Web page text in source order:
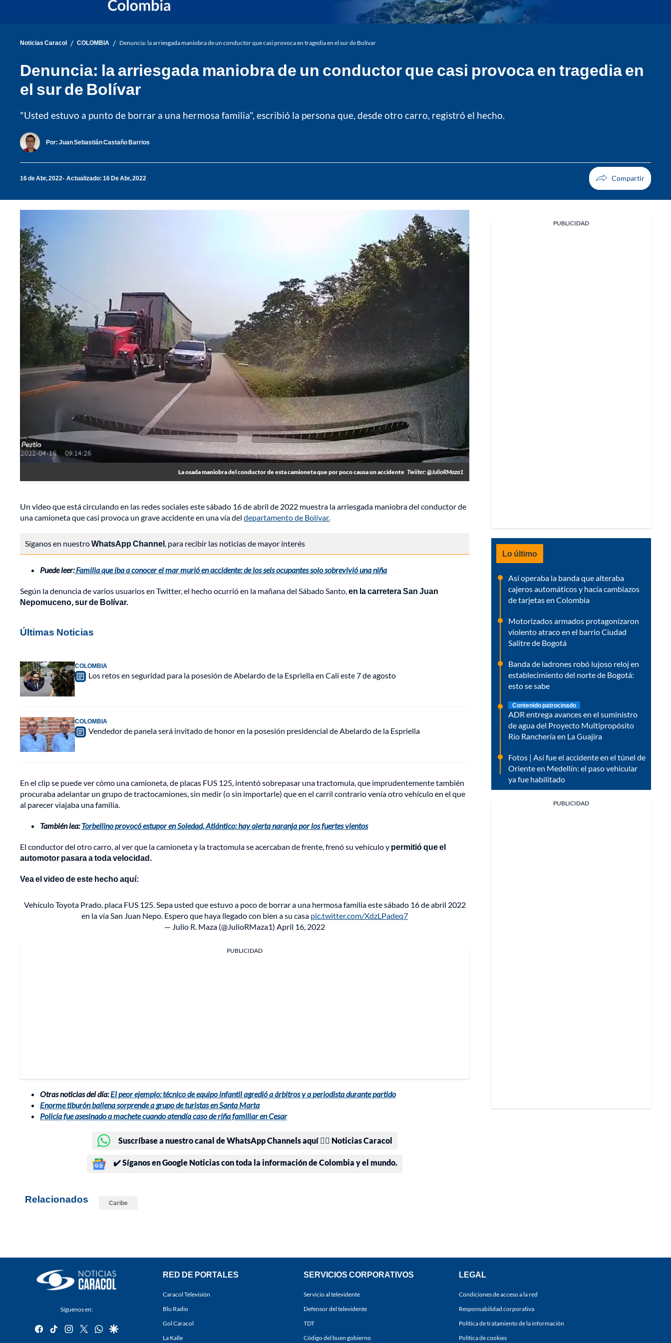
Noticias Caracol / COLOMBIA / Denuncia: la arriesgada maniobra de un conductor que casi provoca en tragedia en el sur de Bolívar
Denuncia: la arriesgada maniobra de un conductor que casi provoca en tragedia en
el sur de Bolívar
"Usted estuvo a punto de borrar a una hermosa familia", escribió la persona que, desde otro carro, registró el hecho.
Por: Juan Sebastián Castaño Barrios
16 de Abr, 2022 Actualizado: 16 De Abr, 2022
La osada maniobra del conductor de esta camioneta que por poco causa un accidente Twiiter: @JulioRMaza1
Un video que está circulando en las redes sociales este sábado 16 de abril de 2022 muestra la arriesgada maniobra del conductor de
una camioneta que casi provoca un grave accidente en una vía del departamento de Bolívar.
Síganos en nuestroWhatsApp Channel, para recibir las noticias de mayor interés
Puede leer:Familia que iba a conocer el mar murió en accidente: de los seis ocupantes solo sobrevivió una niña
Según la denuncia de varios usuarios en Twitter, el hecho ocurrió en la mañana del Sábado Santo,en la carretera San Juan
Nepomuceno, sur de Bolívar.
Últimas Noticias
COLOMBIA
Los retos en seguridad para la posesión de Abelardo de la Espriella en Cali este 7 de agosto
COLOMBIA
Vendedor de panela será invitado de honor en la posesión presidencial de Abelardo de la Espriella
En el clip se puede ver cómo una camioneta, de placas FUS 125, intentó sobrepasar una tractomula, que imprudentemente también
procuraba adelantar un grupo de tractocamiones, sin medir (o sin importarle) que en el carril contrario venía otro vehículo en el que
al parecer viajaba una familia.
También lea:Torbellino provocó estupor en Soledad, Atlántico: hay alerta naranja por los fuertes vientos
El conductor del otro carro, al ver que la camioneta y la tractomula se acercaban de frente, frenó su vehículo y permitió que el
automotor pasara a toda velocidad.
Vea el video de este hecho aquí:
Vehículo Toyota Prado, placa FUS 125. Sepa usted que estuvo a poco de borrar a una hermosa familia este sábado 16 de abril 2022
en la vía San Juan Nepo. Espero que haya llegado con bien a su casa pic.twitter.com/XdzLPadeq7
— Julio R. Maza (@JulioRMaza1) April 16, 2022
PUBLICIDAD
Otras noticias del día:El peor ejemplo: técnico de equipo infantil agredió a árbitros y a periodista durante partido
Enorme tiburón ballena sorprende a grupo de turistas en Santa Marta
Policía fue asesinado a machete cuando atendía caso de riña familiar en Cesar
Suscríbase a nuestro canal de WhatsApp Channels aquí 👉🏻 Noticias Caracol
✔️ Síganos en Google Noticias con toda la información de Colombia y el mundo.
Relacionados Caribe
PUBLICIDAD
Lo último
Así operaba la banda que alteraba
cajeros automáticos y hacía cambiazos
de tarjetas en Colombia
Motorizados armados protagonizaron
violento atraco en el barrio Ciudad
Salitre de Bogotá
Banda de ladrones robó lujoso reloj en
establecimiento del norte de Bogotá:
esto se sabe
Contenido patrocinado
ADR entrega avances en el suministro
de agua del Proyecto Multipropósito
Río Ranchería en La Guajira
Fotos | Así fue el accidente en el túnel de
Oriente en Medellín: el paso vehicular
ya fue habilitado
PUBLICIDAD
Síguenos en:
facebook
tiktok instagram
twitterwhatsapp
google
RED DE PORTALES
Caracol Televisión
Blu Radio
Gol Caracol
La Kalle
SERVICIOS CORPORATIVOS
Servicio al televidente
Defensor del televidente
TDT
Código del buen gobierno
LEGAL
Condiciones de acceso a la red
Responsabilidad corporativa
Política de tratamiento de la información
Política de cookies